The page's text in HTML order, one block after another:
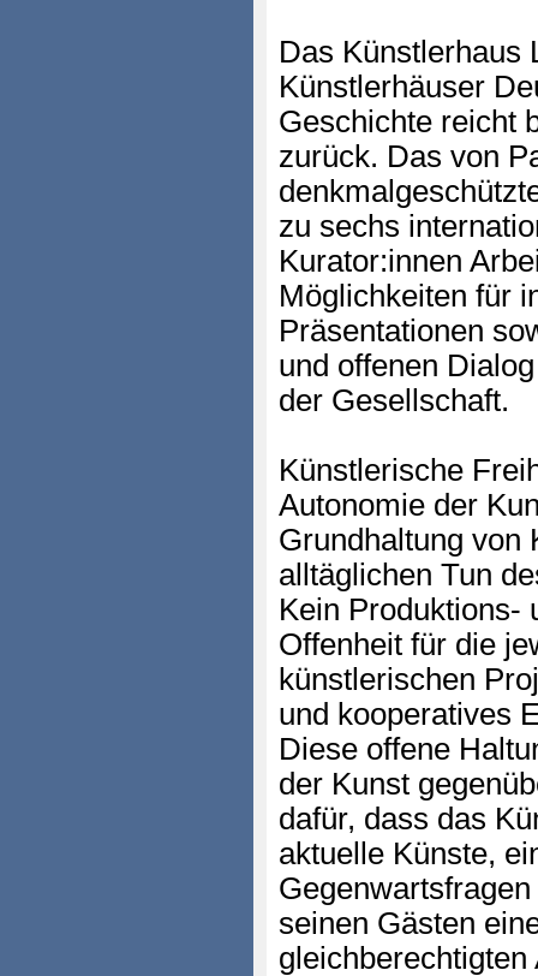
Das Künstlerhaus
Künstlerhäuser
Geschichte reicht
zurück. Das von
zu sechs
Kurator:innen
Möglichkeiten für
Präsentationen
und offenen
der Gesellschaft.
Künstlerische
Autonomie der
Grundhaltung von
alltäglichen Tun
Kein Produktions-
Offenheit für die
künstlerischen
und kooperatives
Diese offene
der Kunst
dafür, dass das
aktuelle Künste,
seinen Gästen